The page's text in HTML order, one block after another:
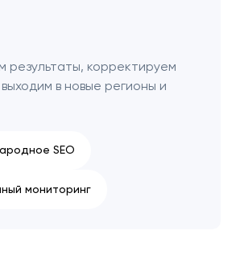
результаты, корректируем
в новые регионы и
SEO
мониторинг